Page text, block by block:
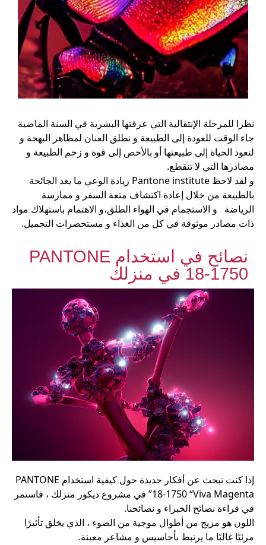
نظرا للمرحلة الإنتقالية التي عرفتها البشرية في السنة الماضية
جاء الوقت للعودة إلى الطبيعة و نطلق العنان لمظاهر البهجة و
لتعود الحياة إلى طبيعتها أو بالأخص إلى قوة و زخم الطبيعة و
مصادرها التي لا تنقطع.
و لقد لاحظ Pantone institute زيادة الوعي ما بعد الجائحة
بالطبيعة من خلال إعادة اكتشاف متعة السفر و ممارسة
الرياضة و الاستجمام في الهواء الطلق،و الاهتمام باستهلاك مواد
ذات مصادر موثوقة في كل من الغذاء و مستحضرات التجميل.
نصائح في استخدام PANTONE
18-1750 في منزلك
إذا كنت تبحث عن أفكار جديدة حول كيفية استخدام PANTONE
18-1750 “Viva Magenta” في مشروع ديكور منزلك ، فاستمر
في قراءة نصائح الخبراء و نصائحنا.
اللون هو مزيج من أطوال موجية من الضوء ، الذي يخلق تأثيرًا
مرئيًا غالبًا ما يرتبط بأحاسيس و مشاعر معينة.